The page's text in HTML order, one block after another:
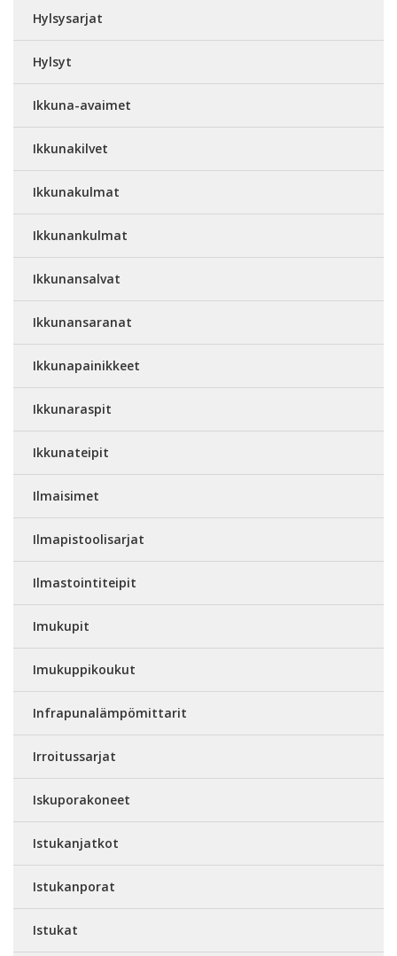
Hylsysarjat
Hylsyt
Ikkuna-avaimet
Ikkunakilvet
Ikkunakulmat
Ikkunankulmat
Ikkunansalvat
Ikkunansaranat
Ikkunapainikkeet
Ikkunaraspit
Ikkunateipit
Ilmaisimet
Ilmapistoolisarjat
Ilmastointiteipit
Imukupit
Imukuppikoukut
Infrapunalämpömittarit
Irroitussarjat
Iskuporakoneet
Istukanjatkot
Istukanporat
Istukat